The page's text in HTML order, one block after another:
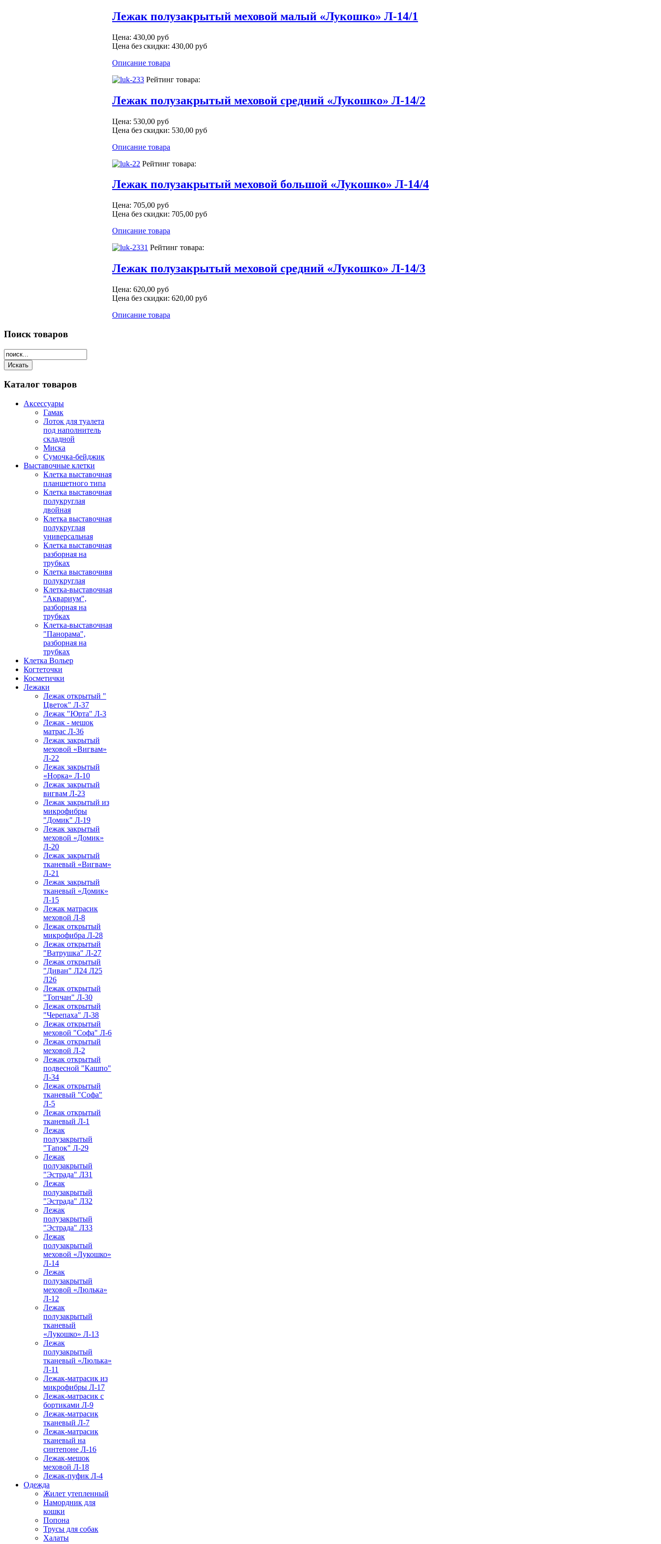
Лежак полузакрытый меховой малый «Лукошко» Л-14/1
Цена: 430,00 руб
Цена без скидки: 430,00 руб
Описание товара
Рейтинг товара:
Лежак полузакрытый меховой средний «Лукошко» Л-14/2
Цена: 530,00 руб
Цена без скидки: 530,00 руб
Описание товара
Рейтинг товара:
Лежак полузакрытый меховой большой «Лукошко» Л-14/4
Цена: 705,00 руб
Цена без скидки: 705,00 руб
Описание товара
Рейтинг товара:
Лежак полузакрытый меховой средний «Лукошко» Л-14/3
Цена: 620,00 руб
Цена без скидки: 620,00 руб
Описание товара
Поиск товаров
Каталог товаров
Аксессуары
Гамак
Лоток для туалета
под наполнитель
складной
Миска
Сумочка-бейджик
Выставочные клетки
Клетка выставочная
планшетного типа
Клетка выставочная
полукруглая
двойная
Клетка выставочная
полукруглая
универсальная
Клетка выставочная
разборная на
трубках
Клетка выставочнвя
полукруглая
Клетка-выставочная
"Аквариум",
разборная на
трубках
Клетка-выставочная
"Панорама",
разборная на
трубках
Клетка Вольер
Когтеточки
Косметички
Лежаки
Лежак открытый "
Цветок" Л-37
Лежак "Юрта" Л-3
Лежак - мешок
матрас Л-36
Лежак закрытый
меховой «Вигвам»
Л-22
Лежак закрытый
«Норка» Л-10
Лежак закрытый
вигвам Л-23
Лежак закрытый из
микрофибры
"Домик" Л-19
Лежак закрытый
меховой «Домик»
Л-20
Лежак закрытый
тканевый «Вигвам»
Л-21
Лежак закрытый
тканевый «Домик»
Л-15
Лежак матрасик
меховой Л-8
Лежак открытый
микрофибра Л-28
Лежак открытый
"Ватрушка" Л-27
Лежак открытый
"Диван" Л24 Л25
Л26
Лежак открытый
"Топчан" Л-30
Лежак открытый
"Черепаха" Л-38
Лежак открытый
меховой "Софа" Л-6
Лежак открытый
меховой Л-2
Лежак открытый
подвесной "Кашпо"
Л-34
Лежак открытый
тканевый "Софа"
Л-5
Лежак открытый
тканевый Л-1
Лежак
полузакрытый
"Тапок" Л-29
Лежак
полузакрытый
"Эстрада" Л31
Лежак
полузакрытый
"Эстрада" Л32
Лежак
полузакрытый
"Эстрада" Л33
Лежак
полузакрытый
меховой «Лукошко»
Л-14
Лежак
полузакрытый
меховой «Люлька»
Л-12
Лежак
полузакрытый
тканевый
«Лукошко» Л-13
Лежак
полузакрытый
тканевый «Люлька»
Л-11
Лежак-матрасик из
микрофибры Л-17
Лежак-матрасик с
бортиками Л-9
Лежак-матрасик
тканевый Л-7
Лежак-матрасик
тканевый на
синтепоне Л-16
Лежак-мешок
меховой Л-18
Лежак-пуфик Л-4
Одежда
Жилет утепленный
Намордник для
кошки
Попона
Трусы для собак
Халаты